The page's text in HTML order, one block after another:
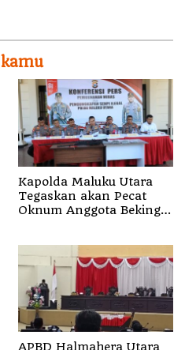
Kapolda Maluku Utara
Tegaskan akan Pecat
Oknum Anggota Bekingi